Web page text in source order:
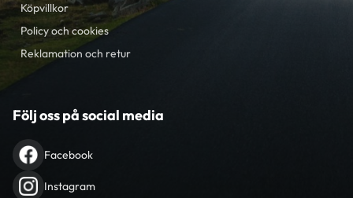
Köpvillkor
Policy och cookies
Reklamation och retur
Följ oss på social media
Facebook
Instagram